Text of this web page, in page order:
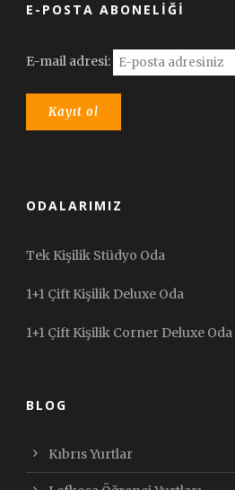
E-POSTA ABONELIĞI
E-mail adresi:
ODALARIMIZ
Tek Kişilik Stüdyo Oda
1+1 Çift Kişilik Deluxe Oda
1+1 Çift Kişilik Corner Deluxe Oda
BLOG
Kıbrıs Yurtlar